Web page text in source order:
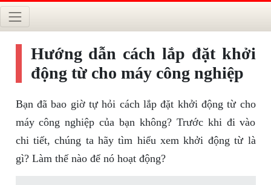
Hướng dẫn cách lắp đặt khởi
động từ cho máy công nghiệp
Bạn đã bao giờ tự hỏi cách lắp đặt khởi động từ cho
máy công nghiệp của bạn không? Trước khi đi vào
chi tiết, chúng ta hãy tìm hiểu xem khởi động từ là
gì? Làm thế nào để nó hoạt động?